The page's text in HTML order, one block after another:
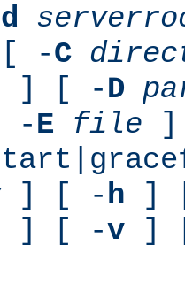
d
-C
] [ -D
-E file
] [ -h ]
] [ -v ]